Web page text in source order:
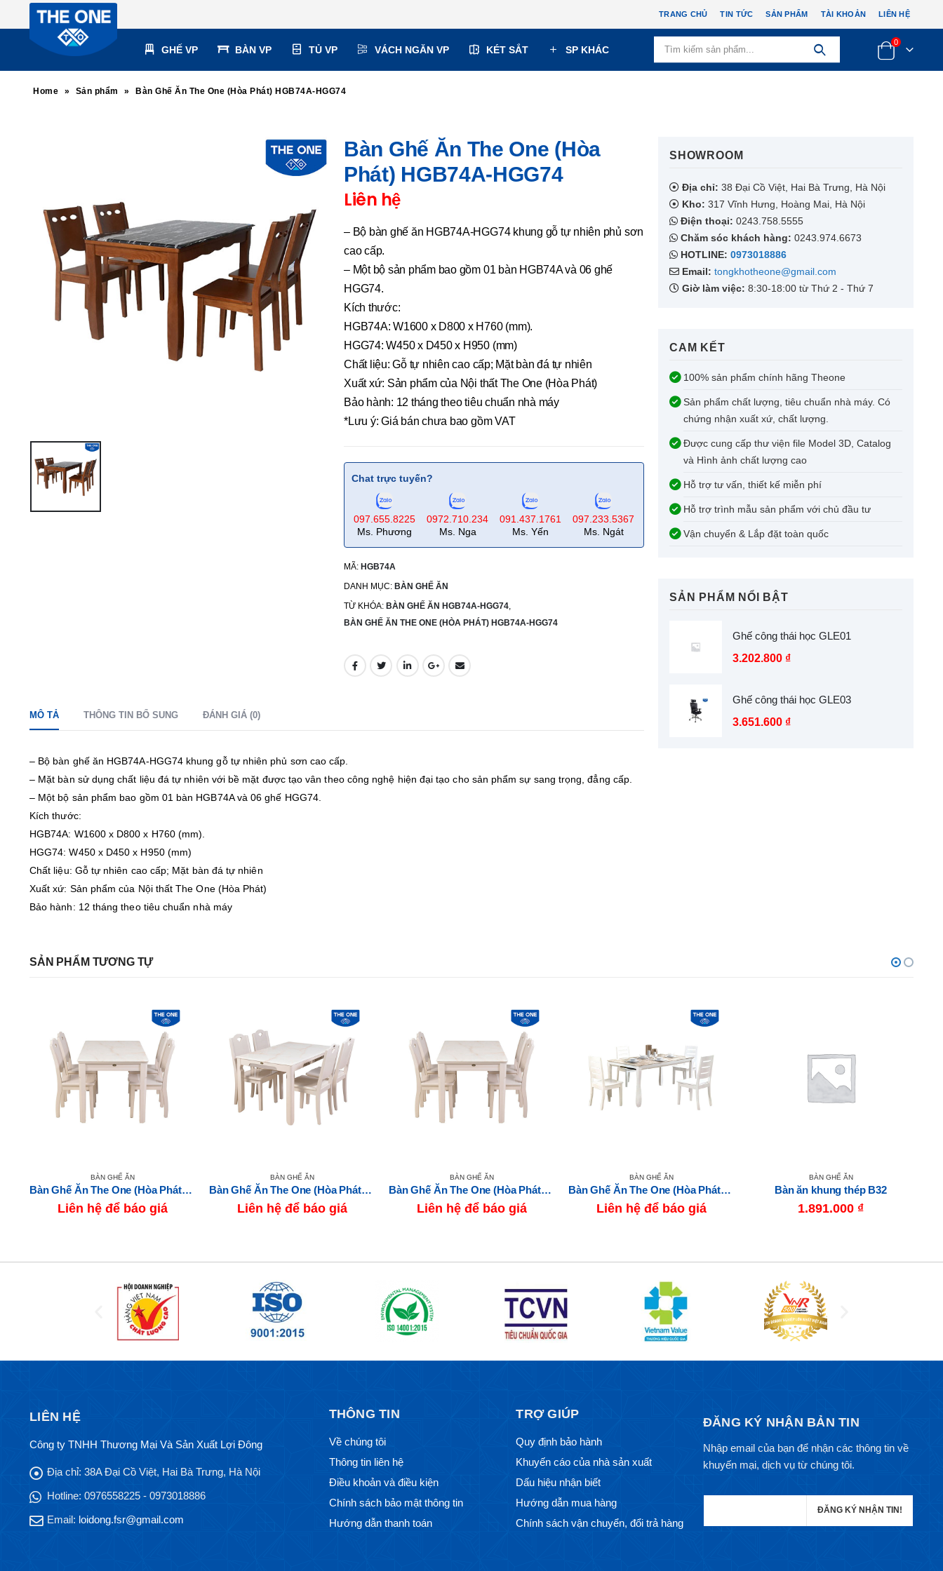
TRANG CHỦ TIN TỨC SẢN PHẨM TÀI KHOẢN LIÊN HỆ
GHẾ VP BÀN VP TỦ VP VÁCH NGĂN VP KÉT SẮT SP KHÁC
0
Home » Sản phẩm » Bàn Ghế Ăn The One (Hòa Phát) HGB74A-HGG74
Bàn Ghế Ăn The One (Hòa
Phát) HGB74A-HGG74
Liên hệ
– Bộ bàn ghế ăn HGB74A-HGG74 khung gỗ tự nhiên phủ sơn
cao cấp.
– Một bộ sản phẩm bao gồm 01 bàn HGB74A và 06 ghế
HGG74.
Kích thước:
HGB74A: W1600 x D800 x H760 (mm).
HGG74: W450 x D450 x H950 (mm)
Chất liệu: Gỗ tự nhiên cao cấp; Mặt bàn đá tự nhiên
Xuất xứ: Sản phẩm của Nội thất The One (Hòa Phát)
Bảo hành: 12 tháng theo tiêu chuẩn nhà máy
*Lưu ý: Giá bán chưa bao gồm VAT
Chat trực tuyến?
097.655.8225
Ms. Phương
0972.710.234
Ms. Nga
091.437.1761
Ms. Yến
097.233.5367
Ms. Ngát
MÃ: HGB74A
DANH MỤC: BÀN GHẾ ĂN
TỪ KHÓA: BÀN GHẾ ĂN HGB74A-HGG74
BÀN GHẾ ĂN THE ONE (HÒA PHÁT) HGB74A-HGG74
MÔ TẢ THÔNG TIN BỔ SUNG ĐÁNH GIÁ (0)
– Bộ bàn ghế ăn HGB74A-HGG74 khung gỗ tự nhiên phủ sơn cao cấp.
– Mặt bàn sử dụng chất liệu đá tự nhiên với bề mặt được tạo vân theo công nghệ hiện đại tạo cho sản phẩm sự sang trọng, đẳng cấp.
– Một bộ sản phẩm bao gồm 01 bàn HGB74A và 06 ghế HGG74.
Kích thước:
HGB74A: W1600 x D800 x H760 (mm).
HGG74: W450 x D450 x H950 (mm)
Chất liệu: Gỗ tự nhiên cao cấp; Mặt bàn đá tự nhiên
Xuất xứ: Sản phẩm của Nội thất The One (Hòa Phát)
Bảo hành: 12 tháng theo tiêu chuẩn nhà máy
SHOWROOM​
Địa chỉ: 38 Đại Cồ Việt, Hai Bà Trưng, Hà Nội
Kho: 317 Vĩnh Hưng, Hoàng Mai, Hà Nội
Điện thoại: 0243.758.5555
Chăm sóc khách hàng: 0243.974.6673
HOTLINE: 0973018886
Email: tongkhotheone@gmail.com
Giờ làm việc: 8:30-18:00 từ Thứ 2 - Thứ 7
CAM KẾT​
100% sản phẩm chính hãng Theone
Sản phẩm chất lượng, tiêu chuẩn nhà máy. Có
chứng nhận xuất xứ, chất lượng.
Được cung cấp thư viện file Model 3D, Catalog
và Hình ảnh chất lượng cao
Hỗ trợ tư vấn, thiết kế miễn phí
Hỗ trợ trình mẫu sản phẩm với chủ đầu tư
Vận chuyển & Lắp đặt toàn quốc
SẢN PHẨM NỔI BẬT
Ghế công thái học GLE01
3.202.800 ₫
Ghế công thái học GLE03
3.651.600 ₫
SẢN PHẨM TƯƠNG TỰ
BÀN GHẾ ĂN
Bàn Ghế Ăn The One (Hòa Phát) HGB66A-HGG66
Liên hệ để báo giá
BÀN GHẾ ĂN
Bàn Ghế Ăn The One (Hòa Phát) HGB65A-HGG65
Liên hệ để báo giá
BÀN GHẾ ĂN
Bàn Ghế Ăn The One (Hòa Phát) HGB66B-HGG66
Liên hệ để báo giá
BÀN GHẾ ĂN
Bàn Ghế Ăn The One (Hòa Phát) HGB60B-HGG60
Liên hệ để báo giá
BÀN GHẾ ĂN
Bàn ăn khung thép B32
1.891.000 ₫
LIÊN HỆ
Công ty TNHH Thương Mại Và Sản Xuất Lợi Đông
Địa chỉ: 38A Đại Cồ Việt, Hai Bà Trưng, Hà Nội
Hotline: 0976558225 - 0973018886
Email: loidong.fsr@gmail.com
THÔNG TIN
Về chúng tôi
Thông tin liên hệ
Điều khoản và điều kiện
Chính sách bảo mật thông tin
Hướng dẫn thanh toán
TRỢ GIÚP
Quy định bảo hành
Khuyến cáo của nhà sản xuất
Dấu hiệu nhận biết
Hướng dẫn mua hàng
Chính sách vận chuyển, đổi trả hàng
ĐĂNG KÝ NHẬN BẢN TIN
Nhập email của bạn để nhận các thông tin về
khuyến mại, dịch vụ từ chúng tôi.